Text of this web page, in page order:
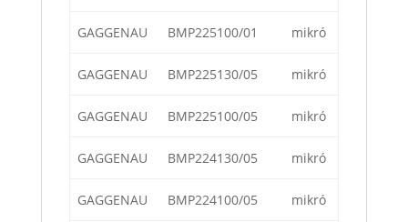
GAGGENAU BMP225100/01 mikró
GAGGENAU BMP225130/05 mikró
GAGGENAU BMP225100/05 mikró
GAGGENAU BMP224130/05 mikró
GAGGENAU BMP224100/05 mikró